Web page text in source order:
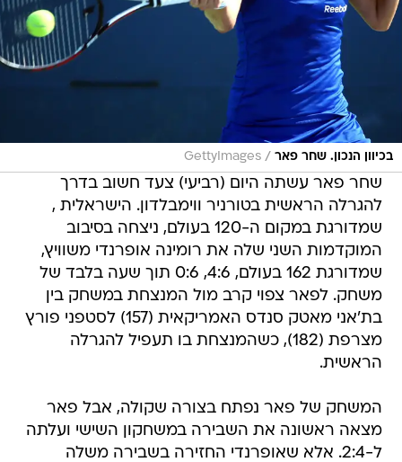
בכיוון הנכון. שחר פאר /
GettyImages
שחר פאר עשתה היום (רביעי) צעד חשוב בדרך
להגרלה הראשית בטורניר ווימבלדון. הישראלית ,
שמדורגת במקום ה-120 בעולם, ניצחה בסיבוב
המוקדמות השני שלה את רומינה אופרנדי משוויץ,
שמדורגת 162 בעולם, 4:6, 0:6 תוך שעה בלבד של
משחק. לפאר צפוי קרב מול המנצחת במשחק בין
בת'אני מאטק סנדס האמריקאית (157) לסטפני פורץ
מצרפת (182), כשהמנצחת בו תעפיל להגרלה
הראשית.
המשחק של פאר נפתח בצורה שקולה, אבל פאר
מצאה ראשונה את השבירה במשחקון השישי ועלתה
ל-2:4. אלא שאופרנדי החזירה בשבירה משלה